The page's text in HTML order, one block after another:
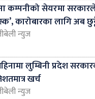
कम्पनीको सेयरमा
कारोबारका लागि अब
न्युज
लुम्बिनी प्रदेश
खर्च
न्युज